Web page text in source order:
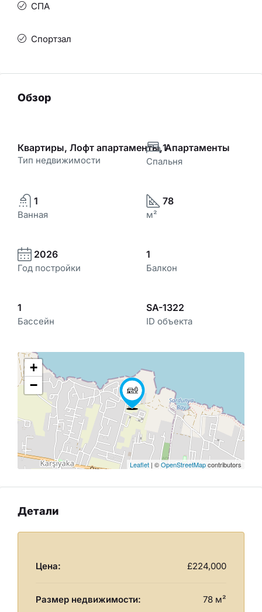
СПА
Спортзал
Обзор
Квартиры, Лофт апартаменты, Апартаменты
Тип недвижимости
1
Спальня
1
Ванная
78
м²
2026
Год постройки
1
Балкон
1
Бассейн
SA-1322
ID объекта
+
−
Leaflet | ©OpenStreetMapcontributors
Детали
Цена: £224,000
Размер недвижимости: 78 м²